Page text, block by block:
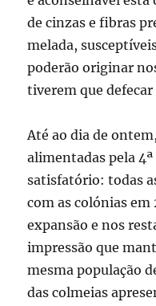
de cinzas e fibras
melada,
poderão originar
tiverem que
Até ao dia de
alimentadas pela
satisfatório: todas
com as colónias
expansão e nos
impressão que
mesma população
das colmeias